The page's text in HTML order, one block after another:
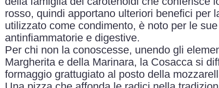
rosso, quindi apportano ulteriori benefici per
utilizzato come condimento, è noto per le
antinfiammatorie e digestive.
Per chi non la conoscesse, unendo gli
Margherita e della Marinara, la Cosacca si
formaggio grattugiato al posto della